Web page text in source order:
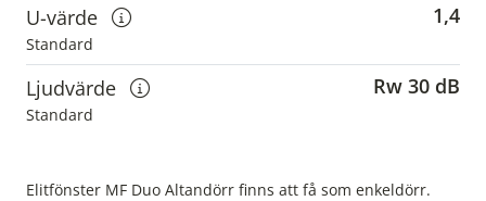
U-värde
Visa information om u-värden
Standard
1,4
Ljudvärde
Visa information om ljudvärden
Standard
Rw 30 dB
Elitfönster MF Duo Altandörr finns att få som enkeldörr.